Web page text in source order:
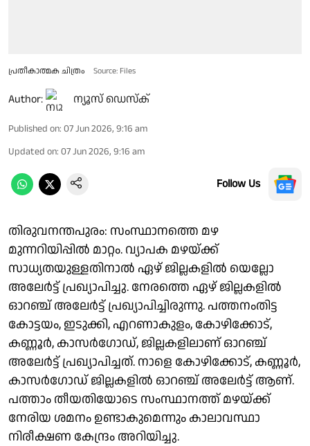
പ്രതീകാത്മക ചിത്രം Source: Files
Author: ന്യൂസ് ഡെസ്ക്
Published on: 07 Jun 2026, 9:16 am
Updated on: 07 Jun 2026, 9:16 am
Follow Us
തിരുവനന്തപുരം: സംസ്ഥാനത്തെ മഴ
മുന്നറിയിപ്പിൽ മാറ്റം. വ്യാപക മഴയ്ക്ക്
സാധ്യതയുള്ളതിനാൽ ഏഴ് ജില്ലകളിൽ യെല്ലോ
അലേർട്ട് പ്രഖ്യാപിച്ചു. നേരത്തെ ഏഴ് ജില്ലകളിൽ
ഓറഞ്ച് അലേർട്ട് പ്രഖ്യാപിച്ചിരുന്നു. പത്തനംതിട്ട
കോട്ടയം, ഇടുക്കി, എറണാകുളം, കോഴിക്കോട്,
കണ്ണൂർ, കാസർഗോഡ്, ജില്ലകളിലാണ് ഓറഞ്ച്
അലേർട്ട് പ്രഖ്യാപിച്ചത്. നാളെ കോഴിക്കോട്, കണ്ണൂർ,
കാസർ​ഗോഡ് ജില്ലകളിൽ ഓറഞ്ച് അലേർട്ട് ആണ്.
പത്താം തീയതിയോടെ സംസ്ഥാനത്ത് മഴയ്ക്ക്
നേരിയ ശമനം ഉണ്ടാകുമെന്നും കാലാവസ്ഥാ
നിരീക്ഷണ കേന്ദ്രം അറിയിച്ചു.